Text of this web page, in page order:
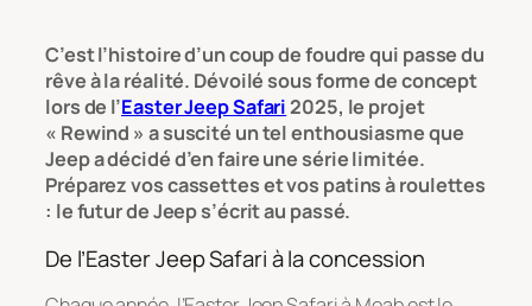
C’est l’histoire d’un coup de foudre qui passe du
rêve à la réalité. Dévoilé sous forme de concept
lors de l’Easter Jeep Safari2025, le projet
« Rewind » a suscité un tel enthousiasme que
Jeep a décidé d’en faire une série limitée.
Préparez vos cassettes et vos patins à roulettes
: le futur de Jeep s’écrit au passé.
De l’Easter Jeep Safari à la concession